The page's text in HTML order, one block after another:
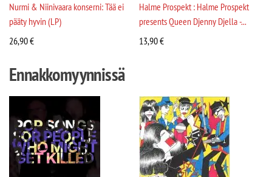
Nurmi & Niinivaara konserni: Tää ei
pääty hyvin (LP)
26,90€
Halme Prospekt : Halme Prospekt
presents Queen Djenny Djella -...
13,90€
Ennakkomyynnissä